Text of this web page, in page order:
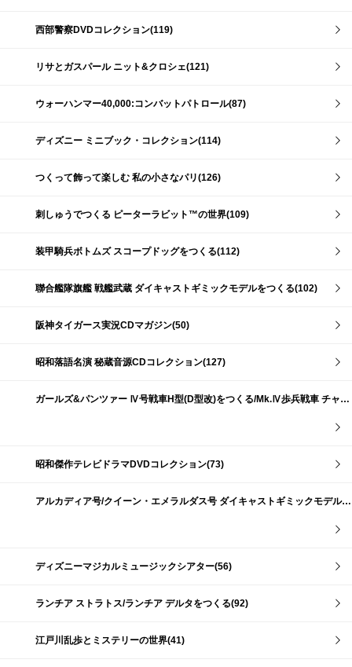
西部警察DVDコレクション(119)
リサとガスパール ニット&クロシェ(121)
ウォーハンマー40,000:コンバットパトロール(87)
ディズニー ミニブック・コレクション(114)
つくって飾って楽しむ 私の小さなパリ(126)
刺しゅうでつくる ピーターラビット™の世界(109)
装甲騎兵ボトムズ スコープドッグをつくる(112)
聯合艦隊旗艦 戦艦武蔵 ダイキャストギミックモデルをつくる(102)
阪神タイガース実況CDマガジン(50)
昭和落語名演 秘蔵音源CDコレクション(127)
ガールズ&パンツァー Ⅳ号戦車H型(D型改)をつくる/Mk.Ⅳ歩兵戦車 チャーチルMk.Ⅶをつくる(191)
昭和傑作テレビドラマDVDコレクション(73)
アルカディア号/クイーン・エメラルダス号 ダイキャストギミックモデルをつくる(159)
ディズニーマジカルミュージックシアター(56)
ランチア ストラトス/ランチア デルタをつくる(92)
江戸川乱歩とミステリーの世界(41)